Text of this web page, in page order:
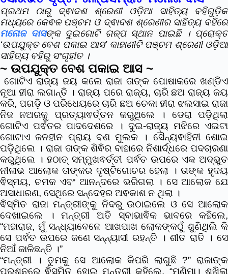
ପ୍ରଥମ ଠାରୁ ଦ୍ଵାଦଶ ଶ୍ରେଣୀ ଓଡ଼ିଆ ସାହିତ୍ୟ ବହିଗୁଡି଼କ
ମଧ୍ୟରେ କେଵଳ ପଞ୍ଚମ ଓ ଦ୍ଵାଦଶ ଶ୍ରେଣୀର ସାହିତ୍ୟ ବହିରେ
ମନୋଜ ଦାସଙ୍କ ଦୁଇଗୋଟି ଗଳ୍ପ ସ୍ଥାନ ପାଇଛି । ପ୍ରୋକ୍ତ
‘ଉପଯୁକ୍ତ ବେଶ ପକାଇ ଆସ’ କାହାଣୀଟି ପଞ୍ଚମ ଶ୍ରେଣୀ ଓଡ଼ିଆ
ସାହିତ୍ୟ ବହିରୁ ସଂଗୃହୀତ ।
~ ଉପଯୁକ୍ତ ବେଶ ପକାଇ ଆସ ~
ଗୋଟିଏ ରାଜ୍ୟ ଜୟ କଲେ ରାଜା ତାଙ୍କ ପୋଷାକରେ ଖଣ୍ଡିଏ
ନୂଆ ହୀରା ଲଗାନ୍ତି । ରାଜ୍ୟ ପରେ ରାଜ୍ୟ, ଚାରି ଛଅ ରାଜ୍ୟ ଜୟ
କରି, ପଗଡ଼ି ଓ ପରିଧେୟରେ ଚାରି ଛଅ ଚେକା ହୀରା ଝଲସାଇ ରାଜା
ନିଜ ନଅରକୁ ପ୍ରତ୍ୟାଵର୍ତ୍ତନ କରୁଥିଲେ । ଡେରା ପଡ଼ିଥିଲା
ଗୋଟିଏ ପର୍ଵତର ପାଦଦେଶରେ । ଦୁଇ-ରାଜ୍ୟ ମଝିରେ ଏଇଟା
ଗୋଟାଏ ଜନହୀନ ପ୍ରାୟ ବଣ ମୁଲକ । ସୈନ୍ୟଵାହିନୀ ଶୋଇ
ପଡ଼ିଥିଲେ । ରାଜା ତାଙ୍କ ଶିଵିର ବାହାରେ ନିଶାର୍ଦ୍ଧରେ ପଦଚାରଣା
କରୁଥିଲେ । ହଠାତ୍ ସମ୍ମୁଖଵର୍ତ୍ତୀ ପର୍ଵତ ଉପରେ ଏକ ଅଦ୍ଭୁତ
ନୀଳାଭ ଆଲୋକ ତାଙ୍କର ଦୃଷ୍ଟିଗୋଚର ହେଲା । ତାଙ୍କ ହୃଦୟ
ଵିସ୍ମୟ, ଚମକ ଏବଂ ଆନନ୍ଦରେ ଭରିଗଲା । ସେ ଆଲୋକ ଯେ
ଅସାଧାରଣ, ସେଥିରେ ସନ୍ଦେହର ଅଵକାଶ ନ ଥିଲା ।
ଵିସ୍ମିତ ରାଜା ମନ୍ତ୍ରୀଙ୍କୁ ନିଦରୁ ଉଠାଇଲେ ଓ ସେ ଆଲୋକ
ଦେଖାଇଲେ । ମନ୍ତ୍ରୀ ଅତି ସ୍ବାଭାଵିକ ଭାବରେ କହିଲେ,
“ମହାରାଜ, ମୁଁ ସନ୍ଧ୍ୟାବେଳେ ଆଖପାଖ ଲୋକଙ୍କଠୁଁ ଶୁଣିଥିଲି କି
ସେ ପର୍ଵତ ଉପରେ ଜଣେ ସନ୍ନ୍ୟାସୀ ରହନ୍ତି । ଶୀତ ରାତି । ସେ
ନିଆଁ ଜାଳିଛନ୍ତି ।”
“ମନ୍ତ୍ରୀ । ତୁମକୁ ସେ ଆଲୋକ କିପରି ଲାଗୁଛି ?” ରାଜାଙ୍କ
ପ୍ରଶ୍ନରେ ଵିସ୍ମିତ ହୋଇ ମନ୍ତ୍ରୀ କହିଲେ, “ମଣିମା। ଶୁଖିଲା